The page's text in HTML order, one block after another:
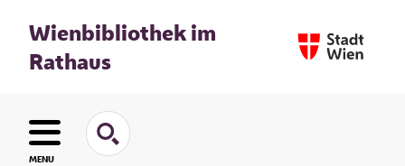
Wienbibliothek im
Rathaus
MENU